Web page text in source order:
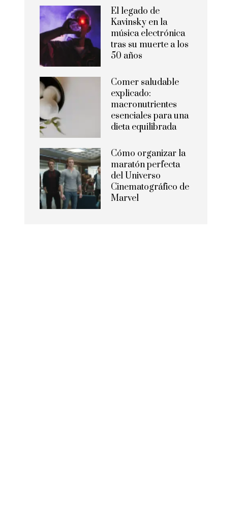
El legado de
Kavinsky en la
música electrónica
tras su muerte a los
50 años
Comer saludable
explicado:
macronutrientes
esenciales para una
dieta equilibrada
Cómo organizar la
maratón perfecta
del Universo
Cinematográfico de
Marvel